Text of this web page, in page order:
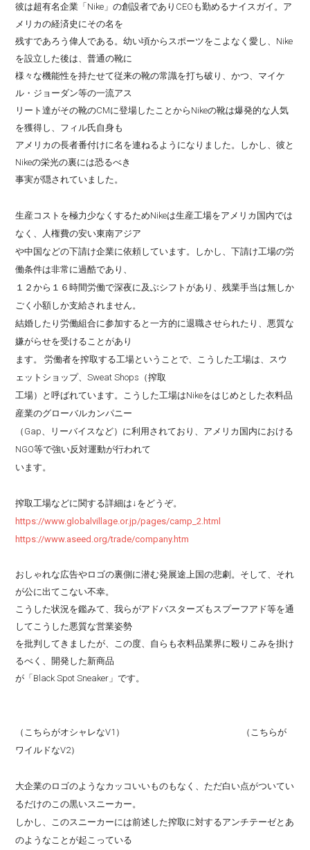
彼は超有名企業「Nike」の創設者でありCEOも勤めるナイスガイ。ア
メリカの経済史にその名を
残すであろう偉人である。幼い頃からスポーツをこよなく愛し、Nike
を設立した後は、普通の靴に
様々な機能性を持たせて従来の靴の常識を打ち破り、かつ、マイケ
ル・ジョーダン等の一流アス
リート達がその靴のCMに登場したことからNikeの靴は爆発的な人気
を獲得し、フィル氏自身も
アメリカの長者番付けに名を連ねるようになりました。しかし、彼と
Nikeの栄光の裏には恐るべき
事実が隠されていました。
生産コストを極力少なくするためNikeは生産工場をアメリカ国内では
なく、人権費の安い東南アジア
や中国などの下請け企業に依頼しています。しかし、下請け工場の労
働条件は非常に過酷であり、
１２から１６時間労働で深夜に及ぶシフトがあり、残業手当は無しか
ごく小額しか支給されません。
結婚したり労働組合に参加すると一方的に退職させられたり、悪質な
嫌がらせを受けることがあり
ます。 労働者を搾取する工場ということで、こうした工場は、スウ
ェットショップ、Sweat Shops（搾取
工場）と呼ばれています。こうした工場はNikeをはじめとした衣料品
産業のグローバルカンパニー
（Gap、リーバイスなど）に利用されており、アメリカ国内における
NGO等で強い反対運動が行われて
います。
搾取工場などに関する詳細は↓をどうぞ。
https://www.globalvillage.or.jp/pages/camp_2.html
https://www.aseed.org/trade/company.htm
おしゃれな広告やロゴの裏側に潜む発展途上国の悲劇。そして、それ
が公に出てこない不幸。
こうした状況を鑑みて、我らがアドバスターズもスプーフアド等を通
してこうした悪質な営業姿勢
を批判してきましたが、この度、自らも衣料品業界に殴りこみを掛け
るべく、開発した新商品
が「Black Spot Sneaker」です。
（こちらがオシャレなV1） （こちらが
ワイルドなV2）
大企業のロゴのようなカッコいいものもなく、ただ白い点がついてい
るだけのこの黒いスニーカー。
しかし、このスニーカーには前述した搾取に対するアンチテーゼとあ
のようなことが起こっている